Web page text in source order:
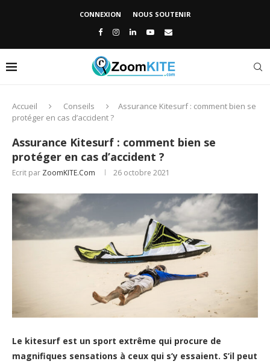
CONNEXION NOUS SOUTENIR
Accueil Conseils
Assurance Kitesurf : comment bien se
protéger en cas d’accident ?
Assurance Kitesurf : comment bien se
protéger en cas d’accident ?
Ecrit par ZoomKITE.com 26 octobre 2021
Le kitesurf est un sport extrême qui procure de
magnifiques sensations à ceux qui s’y essaient. S’il peut